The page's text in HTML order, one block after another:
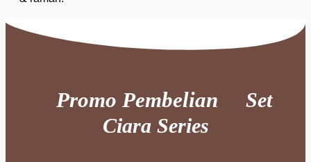
Promo Pembelian Set
Ciara Series